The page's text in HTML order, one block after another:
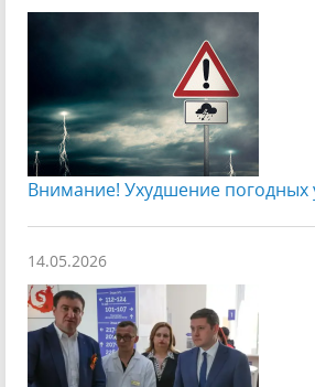
Внимание! Ухудшение погодных
14.05.2026